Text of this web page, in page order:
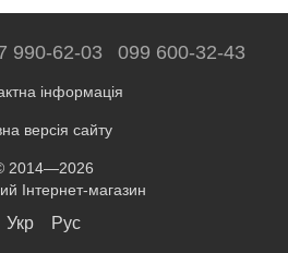
990-62-03 099 600-32-43
інформація
версія сайту
2014—2026
Інтернет-магазин
Укр Рус